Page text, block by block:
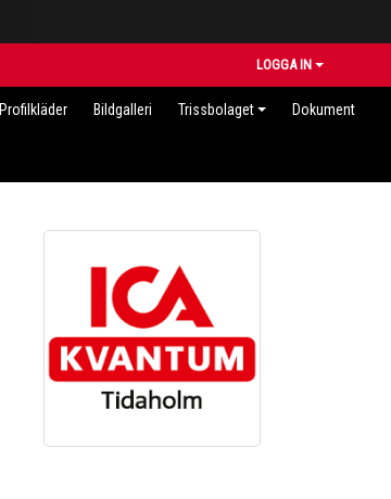
LOGGA IN
Profilkläder Bildgalleri Trissbolaget Dokument